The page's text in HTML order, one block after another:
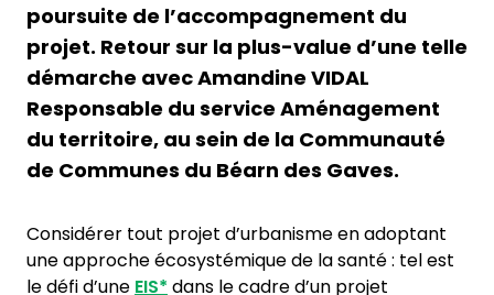
poursuite de l’accompagnement du
projet. Retour sur la plus-value d’une telle
démarche avec Amandine VIDAL
Responsable du service Aménagement
du territoire, au sein de la Communauté
de Communes du Béarn des Gaves.
Considérer tout projet d’urbanisme en adoptant
une approche écosystémique de la santé : tel est
le défi d’une EIS* dans le cadre d’un projet